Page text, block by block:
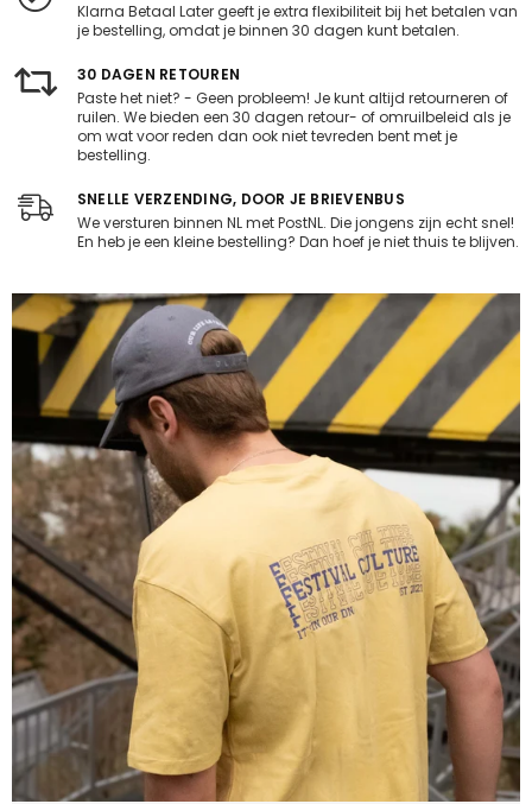
Klarna Betaal Later geeft je extra flexibiliteit bij het betalen van
je bestelling, omdat je binnen 30 dagen kunt betalen.
30 DAGEN RETOUREN
Paste het niet? - Geen probleem! Je kunt altijd retourneren of
ruilen. We bieden een 30 dagen retour- of omruilbeleid als je
om wat voor reden dan ook niet tevreden bent met je
bestelling.
SNELLE VERZENDING, DOOR JE BRIEVENBUS
We versturen binnen NL met PostNL. Die jongens zijn echt snel!
En heb je een kleine bestelling? Dan hoef je niet thuis te blijven.